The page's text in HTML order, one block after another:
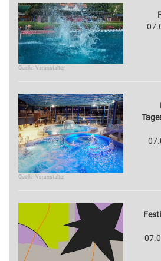
Quelle: Veranstalter
Quelle: Veranstalter